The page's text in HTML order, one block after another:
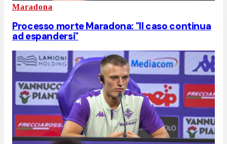
Maradona
Processo morte Maradona: "Il caso continua
ad espandersi"